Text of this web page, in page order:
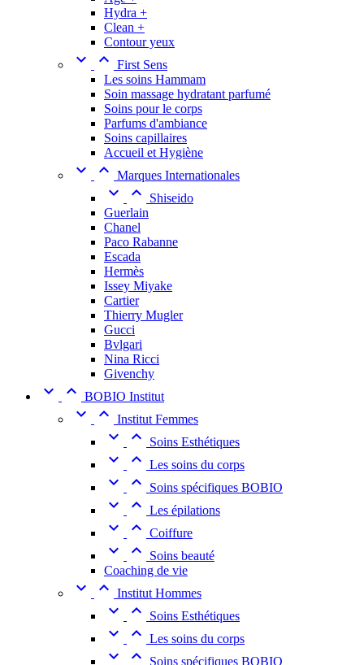
Hydra +
Clean +
Contour yeux
  First Sens
Les soins Hammam
Soin massage hydratant parfumé
Soins pour le corps
Parfums d'ambiance
Soins capillaires
Accueil et Hygiène
  Marques Internationales
 
Shiseido
Guerlain
Chanel
Paco Rabanne
Escada
Hermès
Issey Miyake
Cartier
Thierry Mugler
Gucci
Bvlgari
Nina Ricci
Givenchy
  BOBIO Institut
  Institut Femmes
  Soins Esthétiques
  Les soins du corps
  Soins spécifiques BOBIO
  Les épilations
  Coiffure
 
Soins beauté
Coaching de vie
  Institut Hommes
  Soins Esthétiques
  Les soins du corps
  Soins spécifiques BOBIO